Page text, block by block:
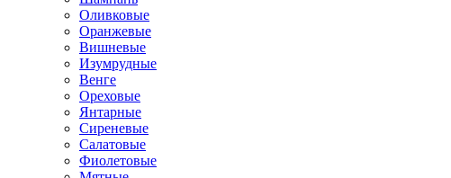
Оливковые
Оранжевые
Вишневые
Изумрудные
Венге
Ореховые
Янтарные
Сиреневые
Салатовые
Фиолетовые